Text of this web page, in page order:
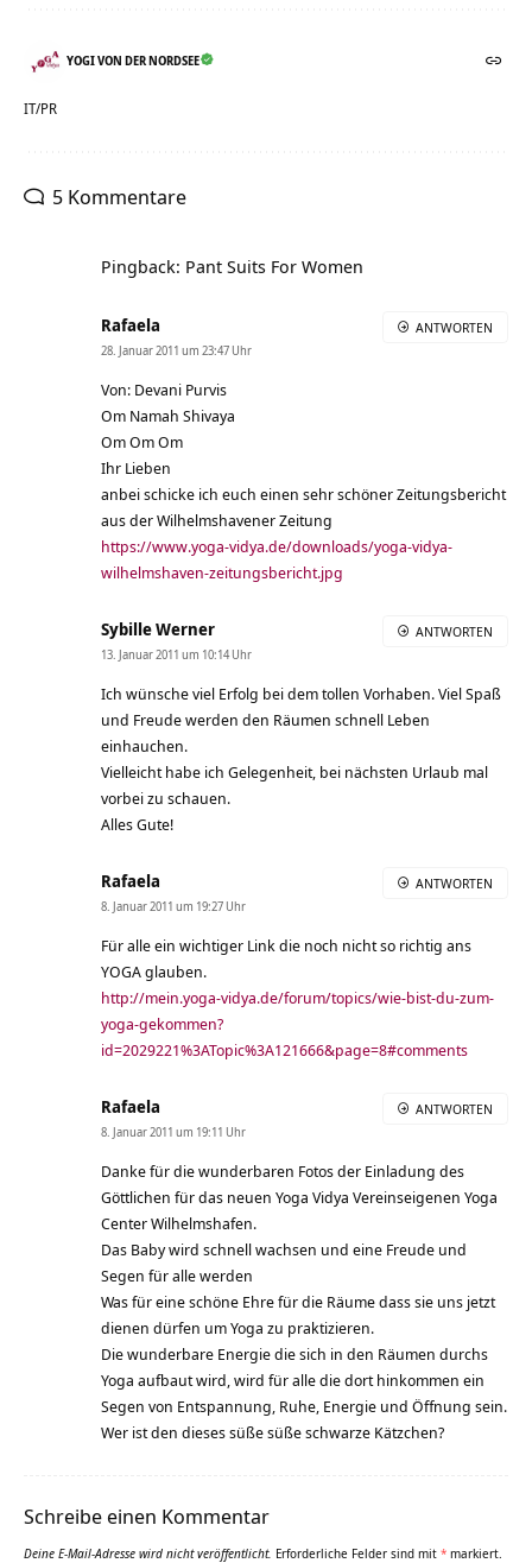
YOGI VON DER NORDSEE
IT/PR
5 Kommentare
Pingback: Pant Suits For Women
Rafaela
28. Januar 2011 um 23:47 Uhr
Von: Devani Purvis
Om Namah Shivaya
Om Om Om
Ihr Lieben
anbei schicke ich euch einen sehr schöner Zeitungsbericht
aus der Wilhelmshavener Zeitung
https://www.yoga-vidya.de/downloads/yoga-vidya-
wilhelmshaven-zeitungsbericht.jpg
ANTWORTEN
Sybille Werner
13. Januar 2011 um 10:14 Uhr
Ich wünsche viel Erfolg bei dem tollen Vorhaben. Viel Spaß
und Freude werden den Räumen schnell Leben
einhauchen.
Vielleicht habe ich Gelegenheit, bei nächsten Urlaub mal
vorbei zu schauen.
Alles Gute!
ANTWORTEN
Rafaela
8. Januar 2011 um 19:27 Uhr
Für alle ein wichtiger Link die noch nicht so richtig ans
YOGA glauben.
http://mein.yoga-vidya.de/forum/topics/wie-bist-du-zum-
yoga-gekommen?
id=2029221%3ATopic%3A121666&page=8#comments
ANTWORTEN
Rafaela
8. Januar 2011 um 19:11 Uhr
Danke für die wunderbaren Fotos der Einladung des
Göttlichen für das neuen Yoga Vidya Vereinseigenen Yoga
Center Wilhelmshafen.
Das Baby wird schnell wachsen und eine Freude und
Segen für alle werden
Was für eine schöne Ehre für die Räume dass sie uns jetzt
dienen dürfen um Yoga zu praktizieren.
Die wunderbare Energie die sich in den Räumen durchs
Yoga aufbaut wird, wird für alle die dort hinkommen ein
Segen von Entspannung, Ruhe, Energie und Öffnung sein.
Wer ist den dieses süße süße schwarze Kätzchen?
ANTWORTEN
Schreibe einen Kommentar
Deine E-Mail-Adresse wird nicht veröffentlicht. Erforderliche Felder sind mit * markiert.